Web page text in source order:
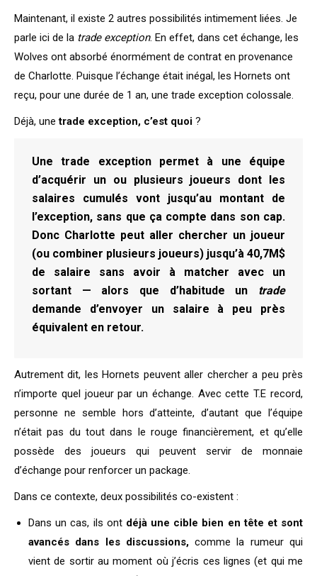
Maintenant, il existe 2 autres possibilités intimement liées. Je
parle ici de la trade exception. En effet, dans cet échange, les
Wolves ont absorbé énormément de contrat en provenance
de Charlotte. Puisque l’échange était inégal, les Hornets ont
reçu, pour une durée de 1 an, une trade exception colossale.
Déjà, unetrade exception, c’est quoi ?
Une trade exception permet à une équipe
d’acquérir un ou plusieurs joueurs dont les
salaires cumulés vont jusqu’au montant de
l’exception, sans que ça compte dans son cap.
Donc Charlotte peut aller chercher un joueur
(ou combiner plusieurs joueurs) jusqu’à 40,7M$
de salaire sans avoir à matcher avec un
sortant — alors que d’habitude un trade
demande d’envoyer un salaire à peu près
équivalent en retour.
Autrement dit, les Hornets peuvent aller chercher a peu près
n’importe quel joueur par un échange. Avec cette T.E record,
personne ne semble hors d’atteinte, d’autant que l’équipe
n’était pas du tout dans le rouge financièrement, et qu’elle
possède des joueurs qui peuvent servir de monnaie
d’échange pour renforcer un package.
Dans ce contexte, deux possibilités co-existent :
Dans un cas, ils ont déjà une cible bien en tête et sont
avancés dans les discussions,comme la rumeur qui
vient de sortir au moment où j’écris ces lignes (et qui me